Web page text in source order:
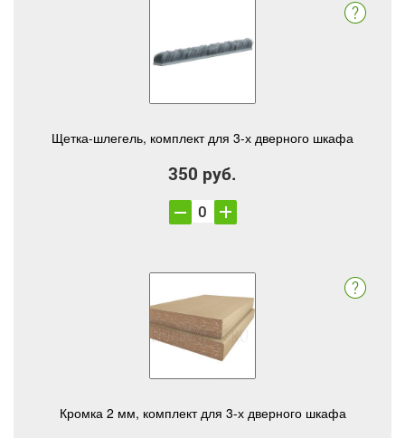
Щетка-шлегель, комплект для 3-х дверного шкафа
350 руб.
Кромка 2 мм, комплект для 3-х дверного шкафа